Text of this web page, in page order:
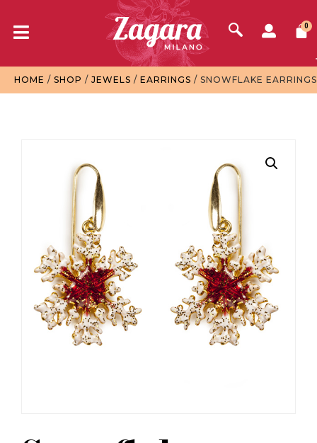
0
HOME / SHOP / JEWELS / EARRINGS / SNOWFLAKE EARRINGS